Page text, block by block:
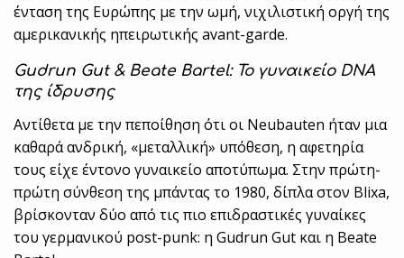
ένταση της Ευρώπης με την ωμή, νιχιλιστική οργή της
αμερικανικής ηπειρωτικής avant-garde.
Gudrun Gut & Beate Bartel: Το γυναικείο DNA
της ίδρυσης
Αντίθετα με την πεποίθηση ότι οι Neubauten ήταν μια
καθαρά ανδρική, «μεταλλική» υπόθεση, η αφετηρία
τους είχε έντονο γυναικείο αποτύπωμα. Στην πρώτη-
πρώτη σύνθεση της μπάντας το 1980, δίπλα στον Blixa,
βρίσκονταν δύο από τις πιο επιδραστικές γυναίκες
του γερμανικού post-punk: η Gudrun Gut και η Beate